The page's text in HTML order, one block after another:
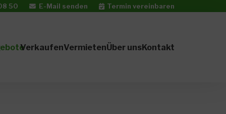
50 E-Mail senden Termin vereinbaren
VerkaufenVermietenÜber unsKontakt